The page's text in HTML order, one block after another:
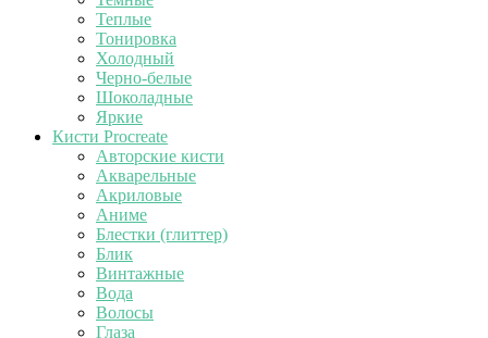
Теплые
Тонировка
Холодный
Черно-белые
Шоколадные
Яркие
Кисти Procreate
Авторские кисти
Акварельные
Акриловые
Аниме
Блестки (глиттер)
Блик
Винтажные
Вода
Волосы
Глаза